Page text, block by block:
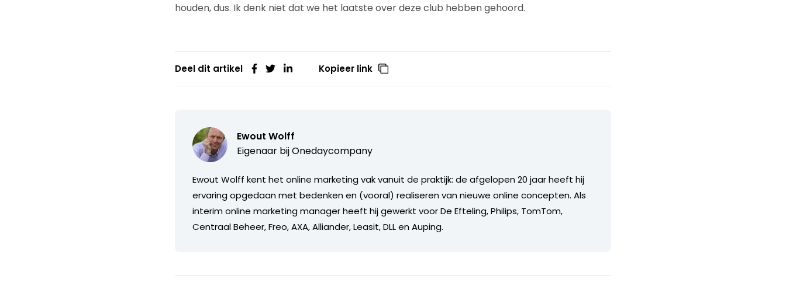
houden, dus. Ik denk niet dat we het laatste over deze club hebben gehoord.
Deel dit artikel Kopieer link
Ewout Wolff
Eigenaar bijOnedaycompany
Ewout Wolff kent het online marketing vak vanuit de praktijk: de afgelopen 20 jaar heeft hij
ervaring opgedaan met bedenken en (vooral) realiseren van nieuwe online concepten. Als
interim online marketing manager heeft hij gewerkt voor De Efteling, Philips, TomTom,
Centraal Beheer, Freo, AXA, Alliander, Leasit, DLL en Auping.